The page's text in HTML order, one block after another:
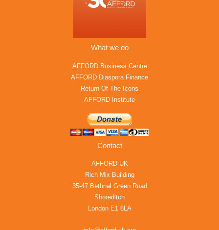
What we do
AFFORD Business Centre
AFFORD Diaspora Finance
Return Of The Icons
AFFORD Institute
Contact
AFFORD UK
Rich Mix Building
35-47 Bethnal Green Road
Shoreditch
London E1 6LA